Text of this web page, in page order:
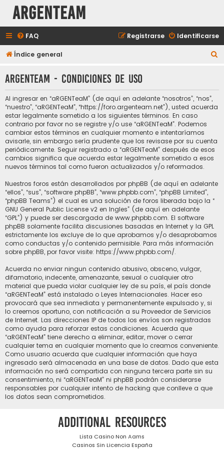
aRGENTeaM
FAQ Identificarse
Registrarse
Índice general
c
aRGENTeaM - Condiciones de uso
Al ingresar en “aRGENTeaM” (de aquí en adelante “nosotros”, “nos”,
“nuestro”, “aRGENTeaM”, “https://foro.argenteam.net”), usted acuerda
estar legalmente sometido a los siguientes términos. En caso
contrario por favor no se registre y/o use “aRGENTeaM”. Podemos
cambiar estos términos en cualquier momento e intentaríamos
avisarle, sin embargo sería prudente que los revisase por su cuenta
periódicamente. Seguir registrado a “aRGENTeaM” después de esos
cambios significa que acuerda estar legalmente sometido a esos
nuevos términos tal como fueron actualizados y/o reformados.
Nuestros foros están desarrollados por phpBB (de aquí en adelante
“ellos”, “sus”, “software phpBB”, “www.phpbb.com”, “phpBB Limited”,
“phpBB Teams”) el cual es una solución de foros liberada bajo la “
GNU General Public License v2 en Ingles” (de aquí en adelante
“GPL”) y puede ser descargada de www.phpbb.com. El software
phpBB solamente facilita discusiones basadas en Internet y la GPL
estrictamente los excluye de lo que aprobamos y/o desaprobamos
como conductas y/o contenido permisible. Para más información
sobre phpBB, por favor visite: https://www.phpbb.com/.
Acuerda no enviar ningun contenido abusivo, obsceno, vulgar,
difamatorio, indecente, amenazante, sexual o cualquier otro
material que pueda violar cualquier ley de su país, el país donde
“aRGENTeaM” está instalado o Leyes Internacionales. Hacer eso
provocará que sea inmediata y permanentemente expulsado y, si
lo creemos oportuno, con notificación a su Proveedor de Servicios
de Internet. Las direcciones IP de todos los envíos son registradas
como ayuda para reforzar estas condiciones. Acuerda que
“aRGENTeaM” tiene derecho a eliminar, editar, mover o cerrar
cualquier tema en cualquier momento que lo creamos conveniente.
Como usuario acuerda que cualquier información que haya
ingresado será almacenada en una base de datos. Dado que esta
información no será compartida con ninguna tercera parte sin su
consentimiento, ni “aRGENTeaM” ni phpBB podrán considerarse
responsables por cualquier intento de hacking que conlleve a que
los datos sean comprometidos.
Additional resources
Lista Casino Non Aams
Casinos Sin Licencia España